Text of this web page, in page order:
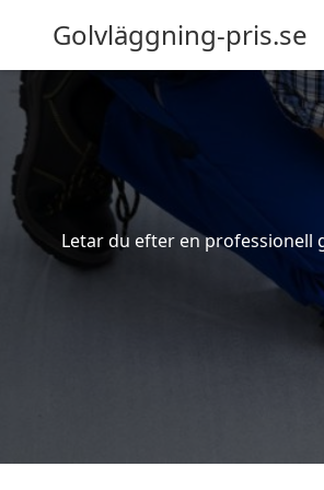
Golvläggning-pris.se
Letar du efter en professionell